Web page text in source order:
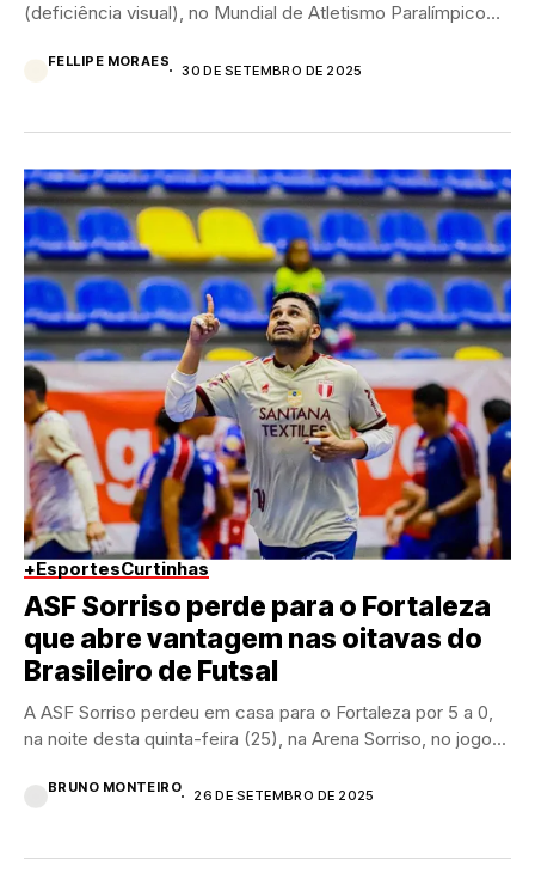
(deficiência visual), no Mundial de Atletismo Paralímpico
FELLIPE MORAES
30 DE SETEMBRO DE 2025
+EsportesCurtinhas
ASF Sorriso perde para o Fortaleza
que abre vantagem nas oitavas do
Brasileiro de Futsal
A ASF Sorriso perdeu em casa para o Fortaleza por 5 a 0,
na noite desta quinta-feira (25), na Arena Sorriso, no jogo...
BRUNO MONTEIRO
26 DE SETEMBRO DE 2025